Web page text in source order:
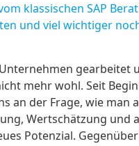
klassischen SAP
und viel wichtiger
gearbeitet
mehr wohl. Seit
an der Frage, wie man
Wertschätzung und
Potenzial.